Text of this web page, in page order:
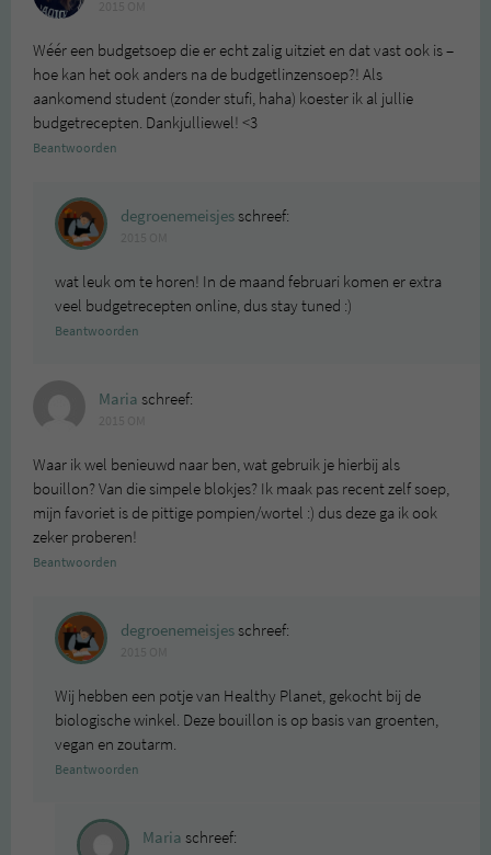
Wéér een budgetsoep die er echt zalig uitziet en dat vast ook is –
hoe kan het ook anders na de budgetlinzensoep?! Als
aankomend student (zonder stufi, haha) koester ik al jullie
budgetrecepten. Dankjulliewel! <3
Beantwoorden
degroenemeisjesschreef:
wat leuk om te horen! In de maand februari komen er extra
veel budgetrecepten online, dus stay tuned :)
Beantwoorden
Maria schreef:
Waar ik wel benieuwd naar ben, wat gebruik je hierbij als
bouillon? Van die simpele blokjes? Ik maak pas recent zelf soep,
mijn favoriet is de pittige pompien/wortel :) dus deze ga ik ook
zeker proberen!
Beantwoorden
degroenemeisjesschreef:
Wij hebben een potje van Healthy Planet, gekocht bij de
biologische winkel. Deze bouillon is op basis van groenten,
vegan en zoutarm.
Beantwoorden
Maria schreef: